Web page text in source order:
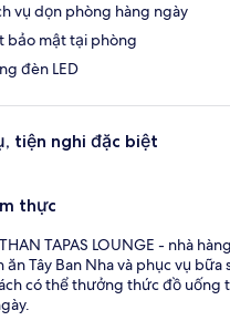
vụ dọn phòng hàng ngày
bảo mật tại phòng
đèn LED
tiện nghi đặc biệt
thực
TAPAS LOUNGE - nhà
ăn Tây Ban Nha và phục vụ
có thể thưởng thức đồ uống